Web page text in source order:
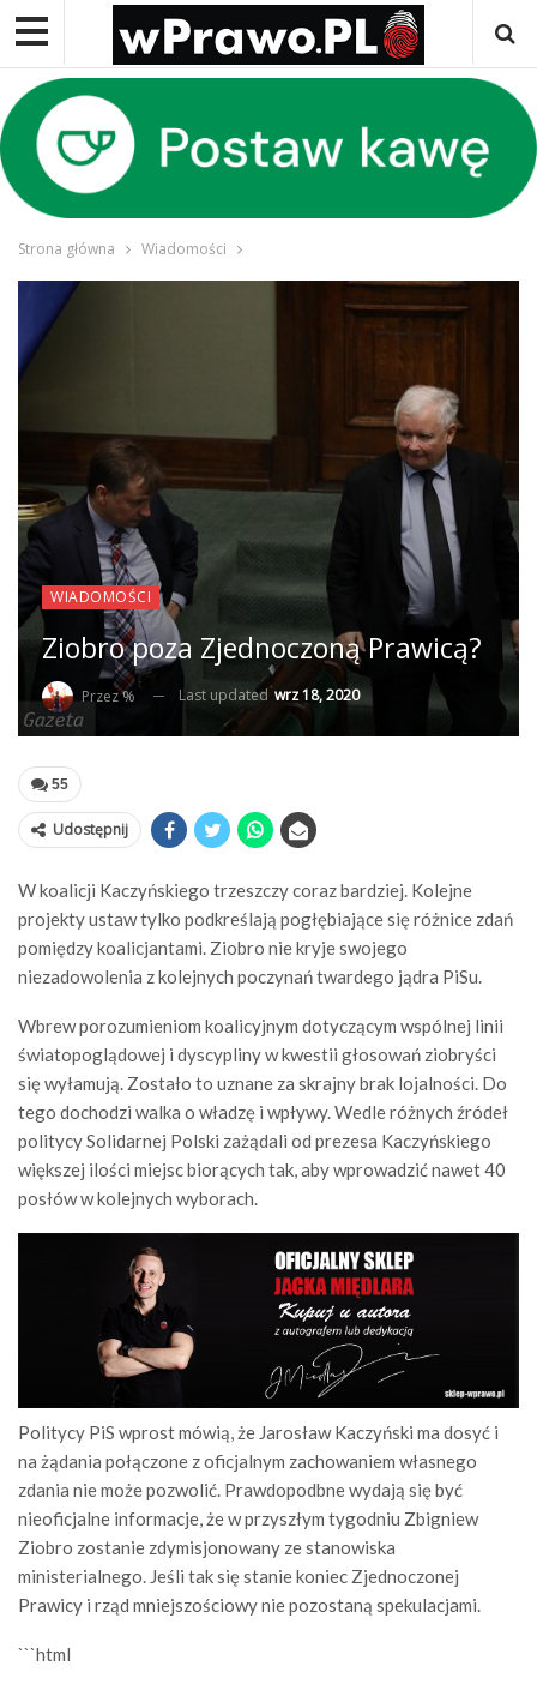
Strona główna Wiadomości
WIADOMOŚCI
Ziobro poza Zjednoczoną Prawicą?
Przez % Last updated wrz 18, 2020
55
Udostępnij
W koalicji Kaczyńskiego trzeszczy coraz bardziej. Kolejne
projekty ustaw tylko podkreślają pogłębiające się różnice zdań
pomiędzy koalicjantami. Ziobro nie kryje swojego
niezadowolenia z kolejnych poczynań twardego jądra PiSu.
Wbrew porozumieniom koalicyjnym dotyczącym wspólnej linii
światopoglądowej i dyscypliny w kwestii głosowań ziobryści
się wyłamują. Zostało to uznane za skrajny brak lojalności. Do
tego dochodzi walka o władzę i wpływy. Wedle różnych źródeł
politycy Solidarnej Polski zażądali od prezesa Kaczyńskiego
większej ilości miejsc biorących tak, aby wprowadzić nawet 40
posłów w kolejnych wyborach.
Politycy PiS wprost mówią, że Jarosław Kaczyński ma dosyć i
na żądania połączone z oficjalnym zachowaniem własnego
zdania nie może pozwolić. Prawdopodbne wydają się być
nieoficjalne informacje, że w przyszłym tygodniu Zbigniew
Ziobro zostanie zdymisjonowany ze stanowiska
ministerialnego. Jeśli tak się stanie koniec Zjednoczonej
Prawicy i rząd mniejszościowy nie pozostaną spekulacjami.
```html